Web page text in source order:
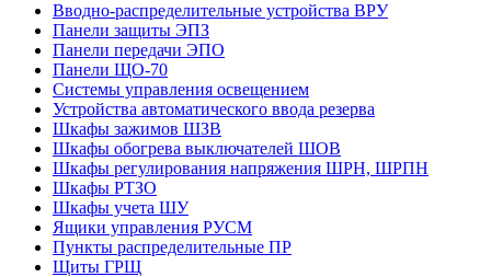
Вводно-распределительные устройства ВРУ
Панели защиты ЭПЗ
Панели передачи ЭПО
Панели ЩО-70
Системы управления освещением
Устройства автоматического ввода резерва
Шкафы зажимов ШЗВ
Шкафы обогрева выключателей ШОВ
Шкафы регулирования напряжения ШРН, ШРПН
Шкафы РТЗО
Шкафы учета ШУ
Ящики управления РУСМ
Пункты распределительные ПР
Щиты ГРЩ